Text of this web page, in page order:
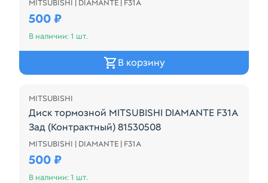
Диск тормозной MITSUBISHI DIAMANTE F31A Зад
MITSUBISHI | DIAMANTE | F31A
500 ₽
В наличии: 1 шт.
В корзину
MITSUBISHI
Диск тормозной MITSUBISHI DIAMANTE F31A
Зад (Контрактный) 81530508
Диск тормозной MITSUBISHI DIAMANTE F31A Зад
MITSUBISHI | DIAMANTE | F31A
500 ₽
В наличии: 1 шт.